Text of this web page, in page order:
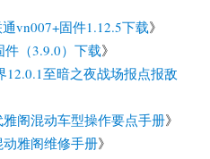
vn007+固件1.12.5下载》
件（3.9.0）下载》
12.0.1至暗之夜战场报点报敌
雅阁混动车型操作要点手册》
动雅阁维修手册》